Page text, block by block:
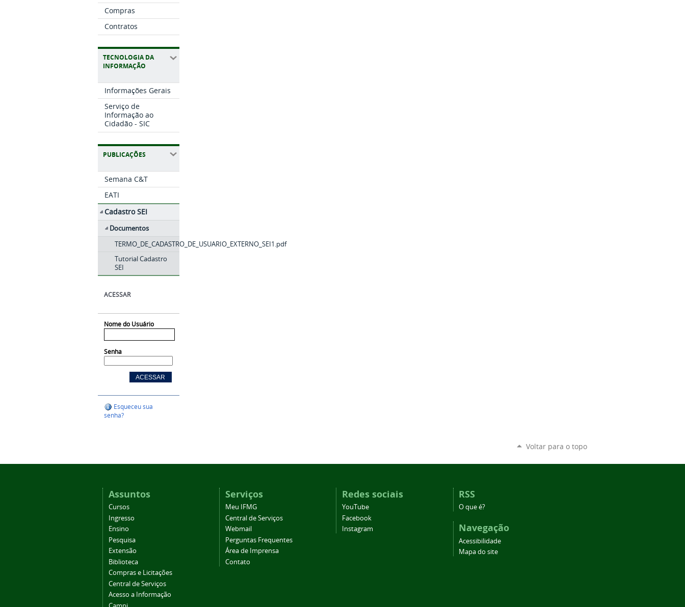
Compras
Contratos
TECNOLOGIA DA
INFORMAÇÃO
Informações Gerais
Serviço de
Informação ao
Cidadão - SIC
PUBLICAÇÕES
Semana C&T
EATI
Cadastro SEI
Documentos
TERMO_DE_CADASTRO_DE_USUARIO_EXTERNO_SEI1.pdf
Tutorial Cadastro
SEI
ACESSAR
Nome do Usuário
Senha
Esqueceu sua
senha?
Voltar para o topo
Assuntos
Cursos
Ingresso
Ensino
Pesquisa
Extensão
Biblioteca
Compras e Licitações
Central de Serviços
Acesso a Informação
Serviços
Meu IFMG
Central de Serviços
Webmail
Perguntas Frequentes
Área de Imprensa
Contato
Redes sociais
YouTube
Facebook
Instagram
RSS
O que é?
Navegação
Acessibilidade
Mapa do site